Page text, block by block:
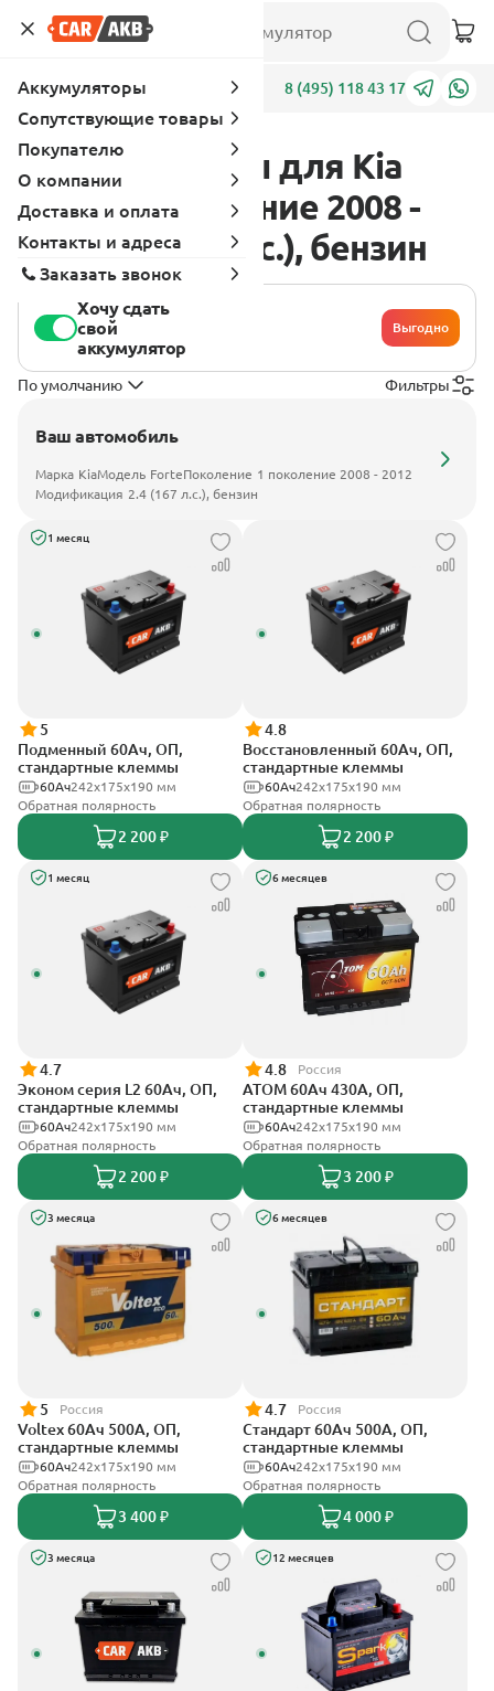
Адреса 8 (495) 118 43 17
Аккумуляторы для Kia
Forte 1 поколение 2008 -
2012 2.4 (167 л.с.), бензин
Хочу сдать
свой
аккумулятор
Выгодно
По умолчанию Фильтры
Ваш автомобиль
Марка KiaМодель ForteПоколение 1 поколение 2008 - 2012
Модификация 2.4 (167 л.с.), бензин
1 месяц
5
Подменный 60Ач, ОП,
стандартные клеммы
242х175х190 мм
60Ач
Обратная полярность
2 200 ₽
4.8
Восстановленный 60Ач, ОП,
стандартные клеммы
242х175х190 мм
60Ач
Обратная полярность
2 200 ₽
1 месяц
4.7
Эконом серия L2 60Ач, ОП,
стандартные клеммы
242х175х190 мм
60Ач
Обратная полярность
2 200 ₽
6 месяцев
4.8 Россия
АТОМ 60Ач 430А, ОП,
стандартные клеммы
242х175х190 мм
60Ач
Обратная полярность
3 200 ₽
3 месяца
5 Россия
Voltex 60Ач 500А, ОП,
стандартные клеммы
242х175х190 мм
60Ач
Обратная полярность
3 400 ₽
6 месяцев
4.7 Россия
Стандарт 60Ач 500А, ОП,
стандартные клеммы
242x175x190 мм
60Ач
Обратная полярность
4 000 ₽
3 месяца 12 месяцев
Аккумуляторы
Сопутствующие товары
Покупателю
О компании
Доставка и оплата
Контакты и адреса
Заказать звонок